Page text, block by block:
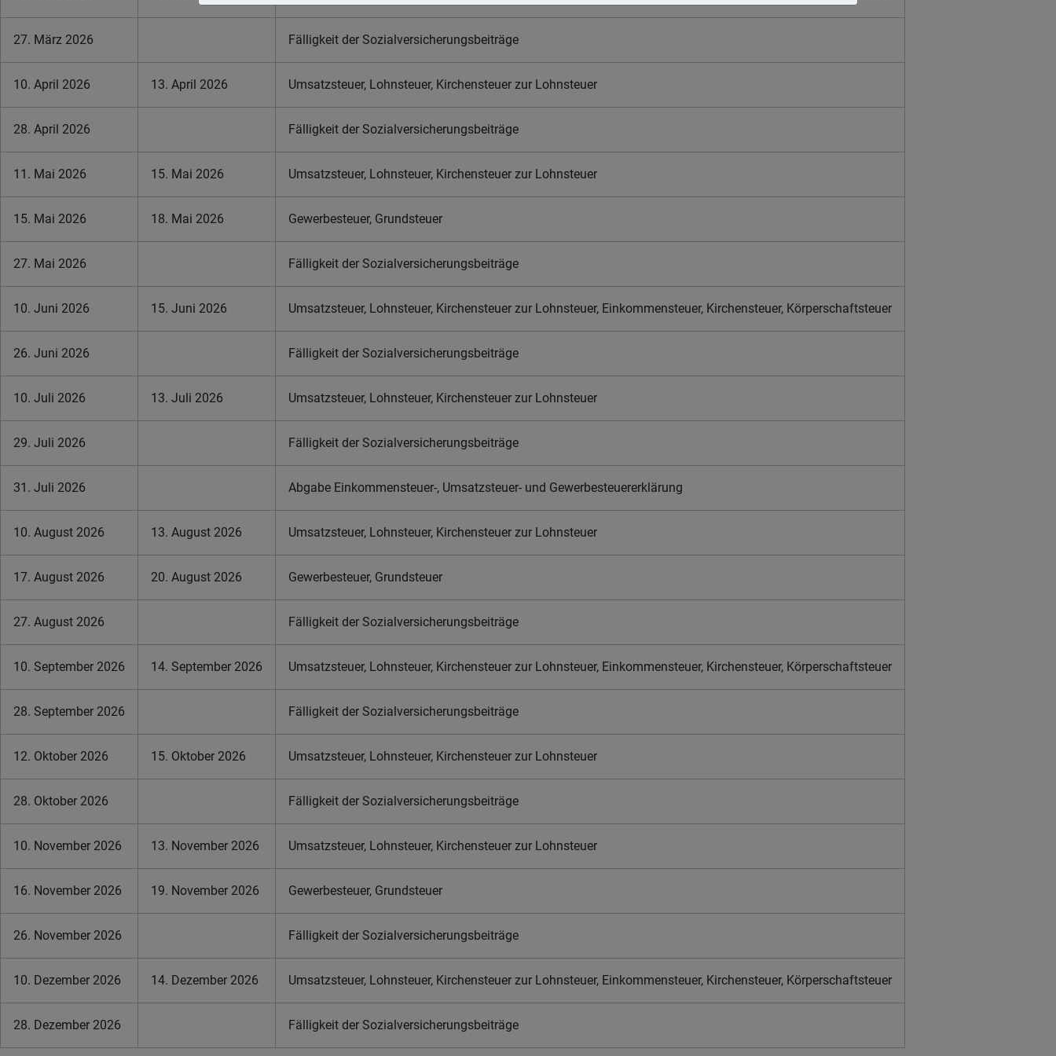
27. März 2026 Fälligkeit der Sozialversicherungsbeiträge
10. April 2026 13. April 2026 Umsatzsteuer, Lohnsteuer, Kirchensteuer zur Lohnsteuer
28. April 2026 Fälligkeit der Sozialversicherungsbeiträge
11. Mai 2026 15. Mai 2026 Umsatzsteuer, Lohnsteuer, Kirchensteuer zur Lohnsteuer
15. Mai 2026 18. Mai 2026 Gewerbesteuer, Grundsteuer
27. Mai 2026 Fälligkeit der Sozialversicherungsbeiträge
10. Juni 2026 15. Juni 2026 Umsatzsteuer, Lohnsteuer, Kirchensteuer zur Lohnsteuer, Einkommensteuer, Kirchensteuer, Körperschaftsteuer
26. Juni 2026 Fälligkeit der Sozialversicherungsbeiträge
10. Juli 2026 13. Juli 2026 Umsatzsteuer, Lohnsteuer, Kirchensteuer zur Lohnsteuer
29. Juli 2026 Fälligkeit der Sozialversicherungsbeiträge
31. Juli 2026 Abgabe Einkommensteuer-, Umsatzsteuer- und Gewerbesteuererklärung
10. August 2026 13. August 2026 Umsatzsteuer, Lohnsteuer, Kirchensteuer zur Lohnsteuer
17. August 2026 20. August 2026 Gewerbesteuer, Grundsteuer
27. August 2026 Fälligkeit der Sozialversicherungsbeiträge
10. September 2026 14. September 2026 Umsatzsteuer, Lohnsteuer, Kirchensteuer zur Lohnsteuer, Einkommensteuer, Kirchensteuer, Körperschaftsteuer
28. September 2026 Fälligkeit der Sozialversicherungsbeiträge
12. Oktober 2026 15. Oktober 2026 Umsatzsteuer, Lohnsteuer, Kirchensteuer zur Lohnsteuer
28. Oktober 2026 Fälligkeit der Sozialversicherungsbeiträge
10. November 2026 13. November 2026 Umsatzsteuer, Lohnsteuer, Kirchensteuer zur Lohnsteuer
16. November 2026 19. November 2026 Gewerbesteuer, Grundsteuer
26. November 2026 Fälligkeit der Sozialversicherungsbeiträge
10. Dezember 2026 14. Dezember 2026 Umsatzsteuer, Lohnsteuer, Kirchensteuer zur Lohnsteuer, Einkommensteuer, Kirchensteuer, Körperschaftsteuer
28. Dezember 2026 Fälligkeit der Sozialversicherungsbeiträge